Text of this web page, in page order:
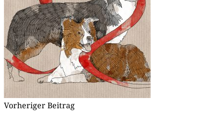
Vorheriger Beitrag